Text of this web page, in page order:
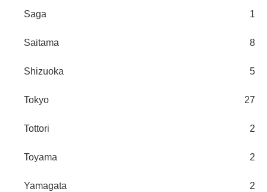
Saga 1
Saitama 8
Shizuoka 5
Tokyo 27
Tottori 2
Toyama 2
Yamagata 2